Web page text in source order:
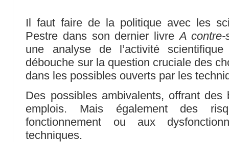
Il faut faire de la politique avec les
Pestre dans son dernier livreA contre-
une analyse de l’activité
débouche sur la question cruciale des
dans les possibles ouverts par les
Des possibles ambivalents, offrant
emplois. Mais également des
fonctionnement ou aux
techniques.